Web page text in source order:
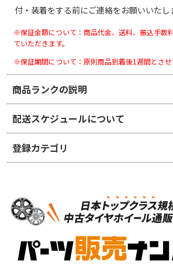
付・装着をする前にご連絡をお願いいたし
※保証金額について：商品代金、送料、振込手数
ていただきます。
※保証期間について：原則商品到着後1週間とさせ
商品ランクの説明
※商品ランクは出品者の主観により判断し
かじめご了承ください。
ホイールランク
S
品）
S
配送スケジュールについて
登録カテゴリ
ホイールのみ